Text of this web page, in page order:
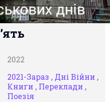
2022
2021-Зараз , Дні Війни ,
Книги , Переклади ,
Поезія